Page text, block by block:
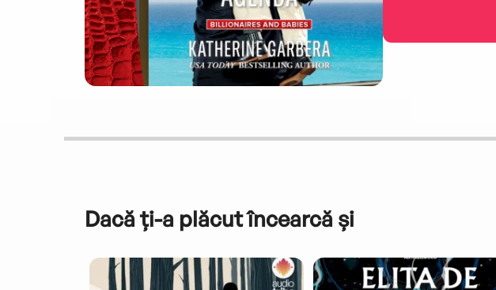
Dacă ți-a plăcut încearcă și